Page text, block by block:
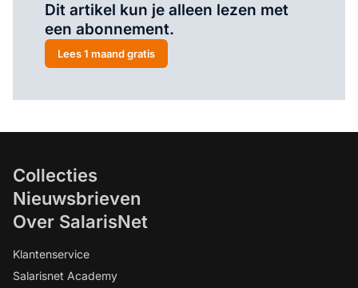
Dit artikel kun je alleen lezen met
een abonnement.
Lees 1 maand gratis
Collecties
Nieuwsbrieven
Over SalarisNet
Klantenservice
Salarisnet Academy